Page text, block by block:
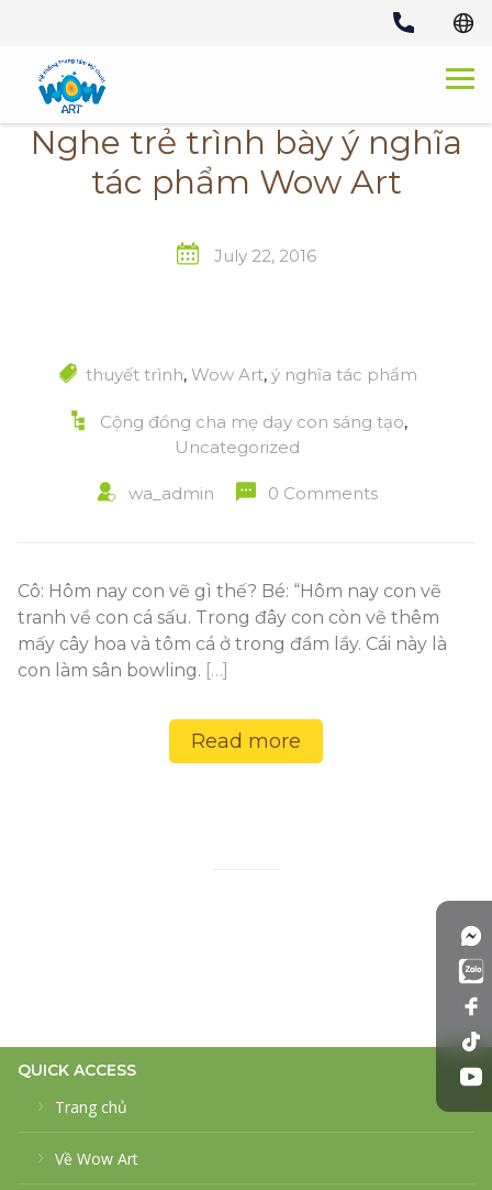
content
Nghe trẻ trình bày ý nghĩa
tác phẩm Wow Art
July 22, 2016
thuyết trình, Wow Art, ý nghĩa tác phẩm
Cộng đồng cha mẹ dạy con sáng tạo,
Uncategorized
wa_admin 0 Comments
Cô: Hôm nay con vẽ gì thế? Bé: “Hôm nay con vẽ
tranh về con cá sấu. Trong đây con còn vẽ thêm
mấy cây hoa và tôm cá ở trong đầm lầy. Cái này là
con làm sân bowling. […]
Read more
QUICK ACCESS
Trang chủ
Về Wow Art